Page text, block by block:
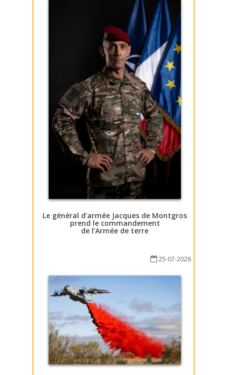
Le général d’armée Jacques de Montgros
prend le commandement
de l’Armée de terre
25-07-2026